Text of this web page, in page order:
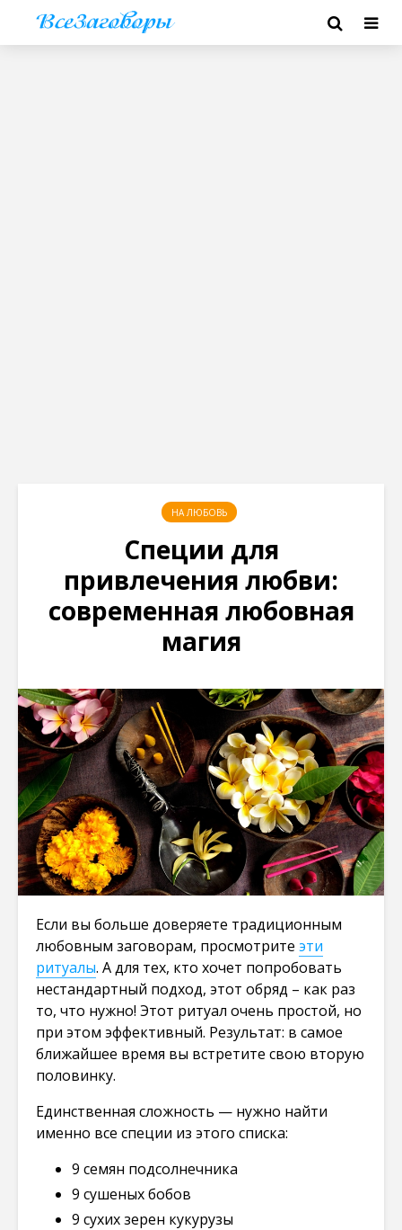
НА ЛЮБОВЬ
Специи для
привлечения любви:
современная любовная
магия
Если вы больше доверяете традиционным
любовным заговорам, просмотрите эти
ритуалы. А для тех, кто хочет попробовать
нестандартный подход, этот обряд – как раз
то, что нужно! Этот ритуал очень простой, но
при этом эффективный. Результат: в самое
ближайшее время вы встретите свою вторую
половинку.
Единственная сложность — нужно найти
именно все специи из этого списка:
9 семян подсолнечника
9 сушеных бобов
9 сухих зерен кукурузы